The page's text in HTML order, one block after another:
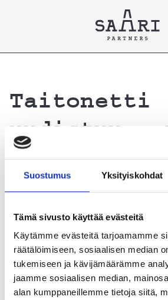
Suostumus Yksityiskohdat
Tämä sivusto käyttää evästeitä
Käytämme evästeitä tarjoamamme
räätälöimiseen, sosiaalisen median
tukemiseen ja kävijämäärämme
jaamme sosiaalisen median,
alan kumppaneillemme tietoja siitä,
Taitonetti
uudistuu –
nimi on
Taitonetti on nyt Nuvoo – sama
uudistettuna ja entistä
Taitonetin uusi nimi Nuvoo viittaa
sanaan nouveau, joka tarkoittaa